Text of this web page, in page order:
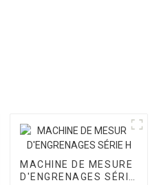
MACHINE DE MESURE
D'ENGRENAGES SÉRIE